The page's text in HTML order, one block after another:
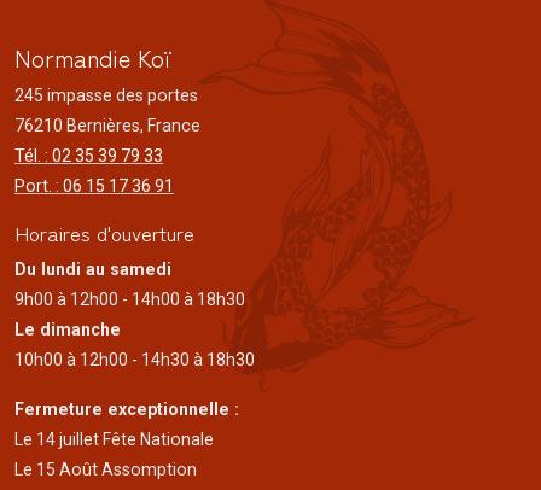
Normandie Koï
245 impasse des portes
76210 Bernières, France
Tél. : 02 35 39 79 33
Port. : 06 15 17 36 91
Horaires d'ouverture
Du lundi au samedi
9h00 à 12h00 - 14h00 à 18h30
Le dimanche
10h00 à 12h00 - 14h30 à 18h30
Fermeture exceptionnelle :
Le 14 juillet Fête Nationale
Le 15 Août Assomption